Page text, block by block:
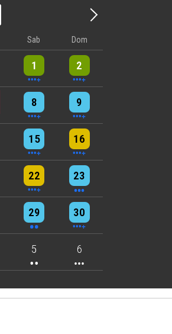
Avanti - Mese
Sab Dom
1
10 events 2
8 events
8
7 events 9
8 events
15
6 events 16
4 events
22
4 events 23
3 events
29
2 events 30
4 events
5
2 events 6
3 events